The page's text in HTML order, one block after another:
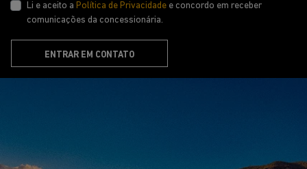
Li e aceito a Política de Privacidade e concordo em receber
comunicações da concessionária.
ENTRAR EM CONTATO